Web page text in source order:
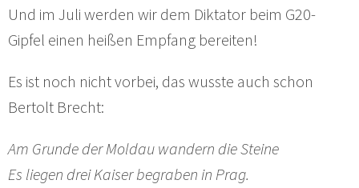
Und im Juli werden wir dem Diktator beim G20-
Gipfel einen heißen Empfang bereiten!
Es ist noch nicht vorbei, das wusste auch schon
Bertolt Brecht:
Am Grunde der Moldau wandern die Steine
Es liegen drei Kaiser begraben in Prag.